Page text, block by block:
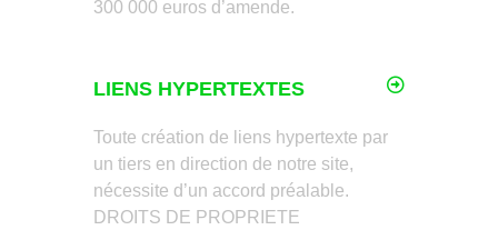
300 000 euros d’amende.
LIENS HYPERTEXTES
Toute création de liens hypertexte par
un tiers en direction de notre site,
nécessite d’un accord préalable.
DROITS DE PROPRIETE